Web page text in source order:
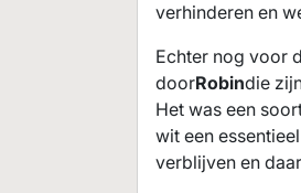
verhinderen en
Echter nog voor
doorRobindie
Het was een
wit een
verblijven en